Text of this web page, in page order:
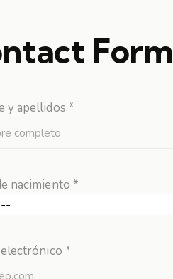
Form
y apellidos *
nacimiento *
*